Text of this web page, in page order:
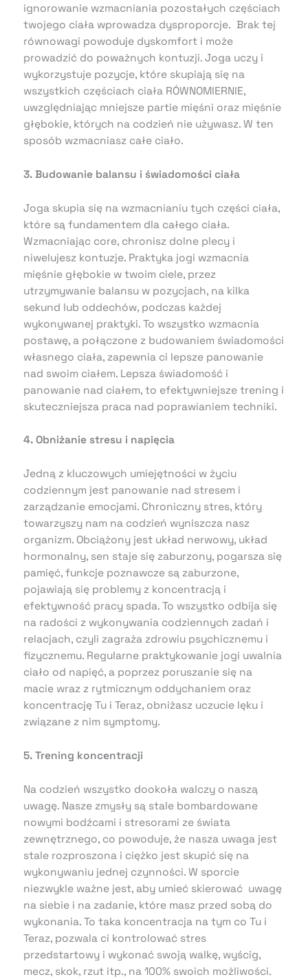
ignorowanie wzmacniania pozostałych częściach
twojego ciała wprowadza dysproporcje. Brak tej
równowagi powoduje dyskomfort i może
prowadzić do poważnych kontuzji. Joga uczy i
wykorzystuje pozycje, które skupiają się na
wszystkich częściach ciała RÓWNOMIERNIE,
uwzględniając mniejsze partie mięśni oraz mięśnie
głębokie, których na codzień nie używasz. W ten
sposób wzmacniasz całe ciało.
3. Budowanie balansu i świadomości ciała
Joga skupia się na wzmacnianiu tych części ciała,
które są fundamentem dla całego ciała.
Wzmacniając core, chronisz dolne plecy i
niwelujesz kontuzje. Praktyka jogi wzmacnia
mięśnie głębokie w twoim ciele, przez
utrzymywanie balansu w pozycjach, na kilka
sekund lub oddechów, podczas każdej
wykonywanej praktyki. To wszystko wzmacnia
postawę, a połączone z budowaniem świadomości
własnego ciała, zapewnia ci lepsze panowanie
nad swoim ciałem. Lepsza świadomość i
panowanie nad ciałem, to efektywniejsze trening i
skuteczniejsza praca nad poprawianiem techniki.
4. Obniżanie stresu i napięcia
Jedną z kluczowych umiejętności w życiu
codziennym jest panowanie nad stresem i
zarządzanie emocjami. Chroniczny stres, który
towarzyszy nam na codzień wyniszcza nasz
organizm. Obciążony jest układ nerwowy, układ
hormonalny, sen staje się zaburzony, pogarsza się
pamięć, funkcje poznawcze są zaburzone,
pojawiają się problemy z koncentracją i
efektywność pracy spada. To wszystko odbija się
na radości z wykonywania codziennych zadań i
relacjach, czyli zagraża zdrowiu psychicznemu i
fizycznemu. Regularne praktykowanie jogi uwalnia
ciało od napięć, a poprzez poruszanie się na
macie wraz z rytmicznym oddychaniem oraz
koncentrację Tu i Teraz, obniżasz uczucie lęku i
związane z nim symptomy.
5. Trening koncentracji
Na codzień wszystko dookoła walczy o naszą
uwagę. Nasze zmysły są stale bombardowane
nowymi bodźcami i stresorami ze świata
zewnętrznego, co powoduje, że nasza uwaga jest
stale rozproszona i ciężko jest skupić się na
wykonywaniu jednej czynności. W sporcie
niezwykle ważne jest, aby umieć skierować uwagę
na siebie i na zadanie, które masz przed sobą do
wykonania. To taka koncentracja na tym co Tu i
Teraz, pozwala ci kontrolować stres
przedstartowy i wykonać swoją walkę, wyścig,
mecz, skok, rzut itp., na 100% swoich możliwości.